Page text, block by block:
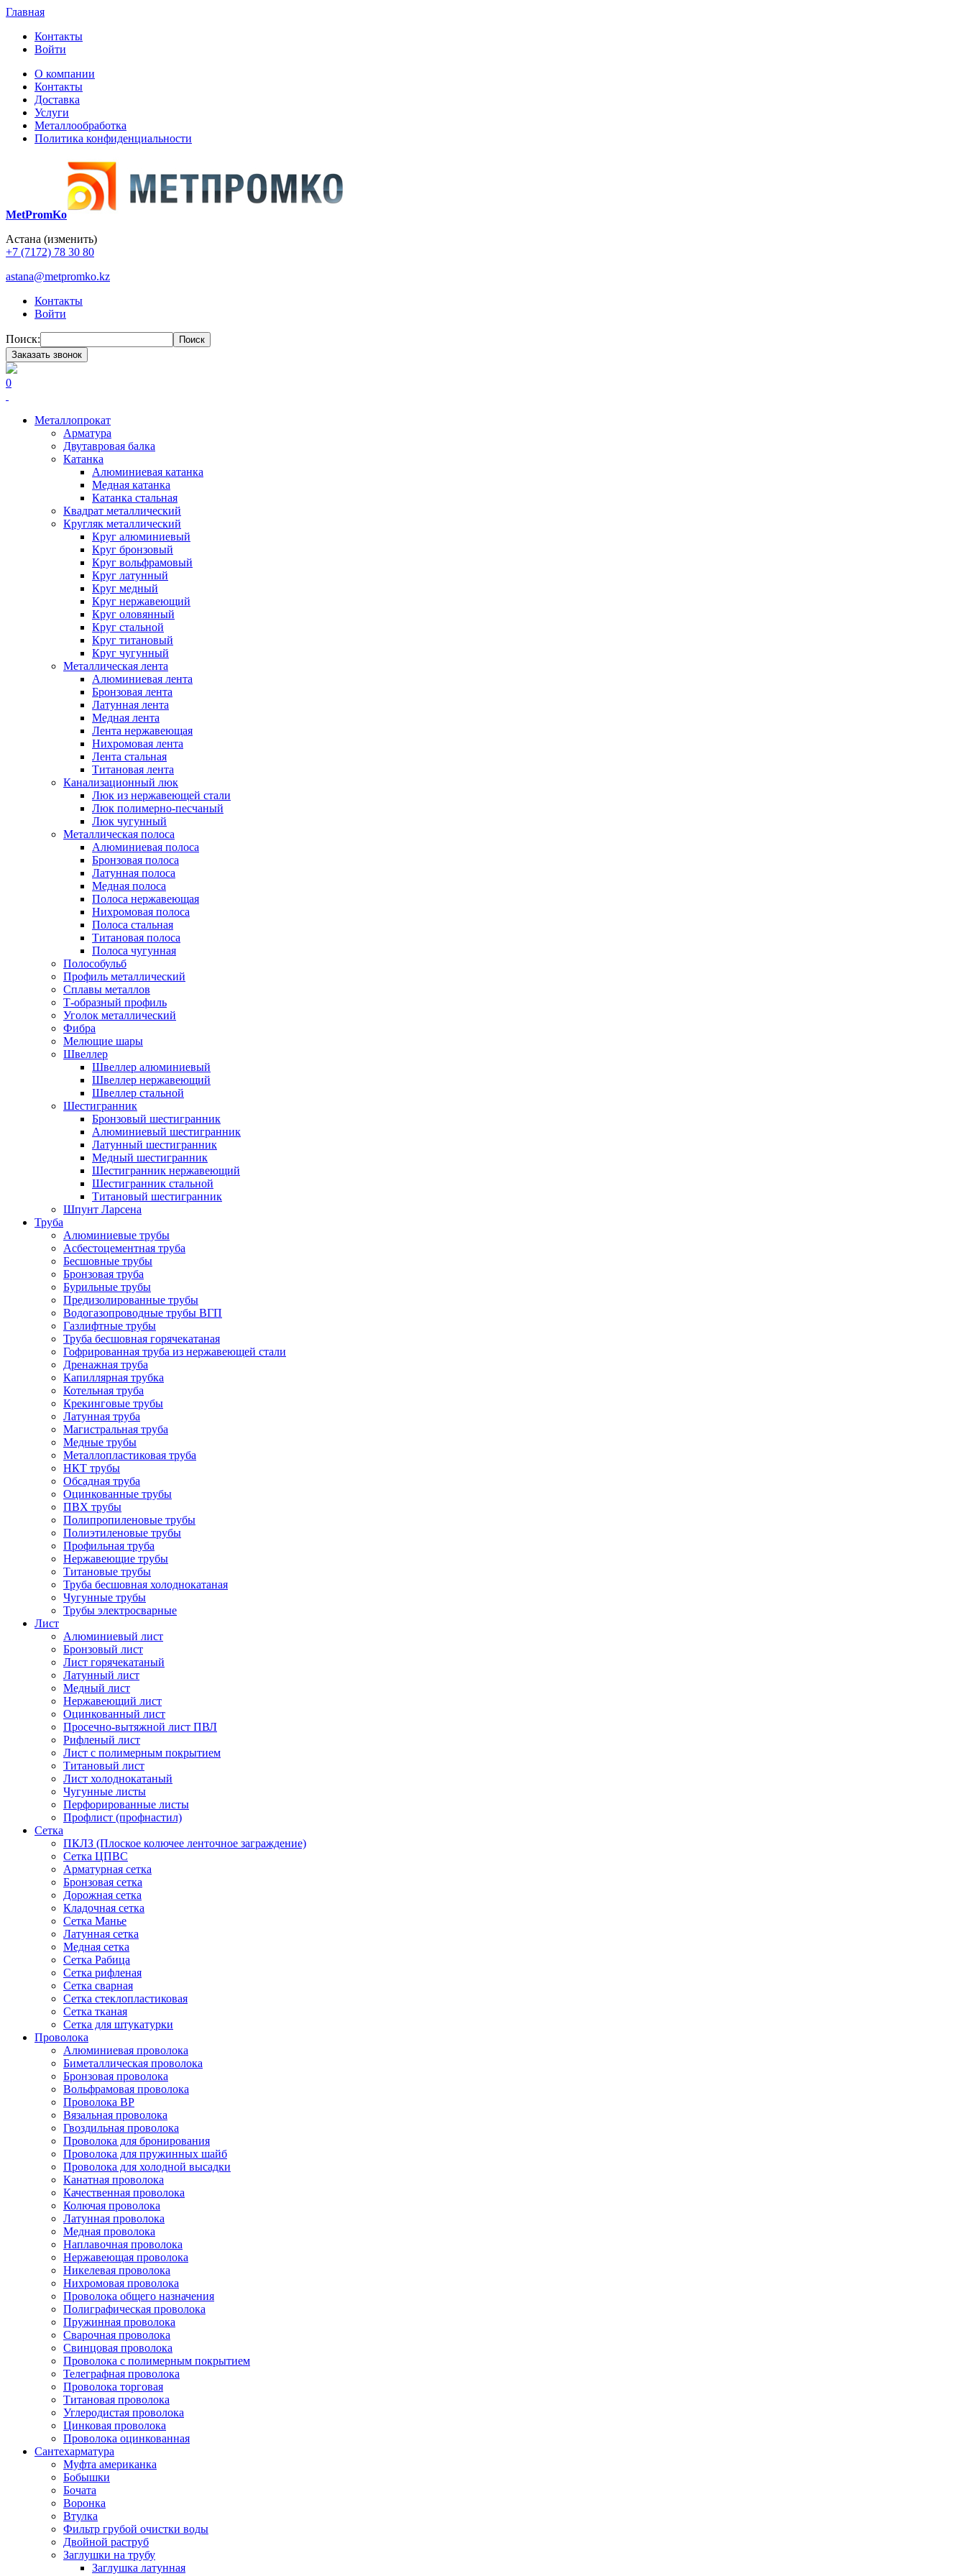
Главная
Контакты
Войти
О компании
Контакты
Доставка
Услуги
Металлообработка
Политика конфиденциальности
MetPromKo
Астана (изменить)
+7 (7172) 78 30 80
astana@metpromko.kz
Контакты
Войти
Поиск:
Поиск
Заказать звонок
0
Металлопрокат
Арматура
Двутавровая балка
Катанка
Алюминиевая катанка
Медная катанка
Катанка стальная
Квадрат металлический
Кругляк металлический
Круг алюминиевый
Круг бронзовый
Круг вольфрамовый
Круг латунный
Круг медный
Круг нержавеющий
Круг оловянный
Круг стальной
Круг титановый
Круг чугунный
Металлическая лента
Алюминиевая лента
Бронзовая лента
Латунная лента
Медная лента
Лента нержавеющая
Нихромовая лента
Лента стальная
Титановая лента
Канализационный люк
Люк из нержавеющей стали
Люк полимерно-песчаный
Люк чугунный
Металлическая полоса
Алюминиевая полоса
Бронзовая полоса
Латунная полоса
Медная полоса
Полоса нержавеющая
Нихромовая полоса
Полоса стальная
Титановая полоса
Полоса чугунная
Полособульб
Профиль металлический
Сплавы металлов
Т-образный профиль
Уголок металлический
Фибра
Мелющие шары
Швеллер
Швеллер алюминиевый
Швеллер нержавеющий
Швеллер стальной
Шестигранник
Бронзовый шестигранник
Алюминиевый шестигранник
Латунный шестигранник
Медный шестигранник
Шестигранник нержавеющий
Шестигранник стальной
Титановый шестигранник
Шпунт Ларсена
Труба
Алюминиевые трубы
Асбестоцементная труба
Бесшовные трубы
Бронзовая труба
Бурильные трубы
Предизолированные трубы
Водогазопроводные трубы ВГП
Газлифтные трубы
Труба бесшовная горячекатаная
Гофрированная труба из нержавеющей стали
Дренажная труба
Капиллярная трубка
Котельная труба
Крекинговые трубы
Латунная труба
Магистральная труба
Медные трубы
Металлопластиковая труба
НКТ трубы
Обсадная труба
Оцинкованные трубы
ПВХ трубы
Полипропиленовые трубы
Полиэтиленовые трубы
Профильная труба
Нержавеющие трубы
Титановые трубы
Труба бесшовная холоднокатаная
Чугунные трубы
Трубы электросварные
Лист
Алюминиевый лист
Бронзовый лист
Лист горячекатаный
Латунный лист
Медный лист
Нержавеющий лист
Оцинкованный лист
Просечно-вытяжной лист ПВЛ
Рифленый лист
Лист с полимерным покрытием
Титановый лист
Лист холоднокатаный
Чугунные листы
Перфорированные листы
Профлист (профнастил)
Сетка
ПКЛЗ (Плоское колючее ленточное заграждение)
Сетка ЦПВС
Арматурная сетка
Бронзовая сетка
Дорожная сетка
Кладочная сетка
Сетка Манье
Латунная сетка
Медная сетка
Сетка Рабица
Сетка рифленая
Сетка сварная
Сетка стеклопластиковая
Сетка тканая
Сетка для штукатурки
Проволока
Алюминиевая проволока
Биметаллическая проволока
Бронзовая проволока
Вольфрамовая проволока
Проволока ВР
Вязальная проволока
Гвоздильная проволока
Проволока для бронирования
Проволока для пружинных шайб
Проволока для холодной высадки
Канатная проволока
Качественная проволока
Колючая проволока
Латунная проволока
Медная проволока
Наплавочная проволока
Нержавеющая проволока
Никелевая проволока
Нихромовая проволока
Проволока общего назначения
Полиграфическая проволока
Пружинная проволока
Сварочная проволока
Свинцовая проволока
Проволока с полимерным покрытием
Телеграфная проволока
Проволока торговая
Титановая проволока
Углеродистая проволока
Цинковая проволока
Проволока оцинкованная
Сантехарматура
Муфта американка
Бобышки
Бочата
Воронка
Втулка
Фильтр грубой очистки воды
Двойной раструб
Заглушки на трубу
Заглушка латунная